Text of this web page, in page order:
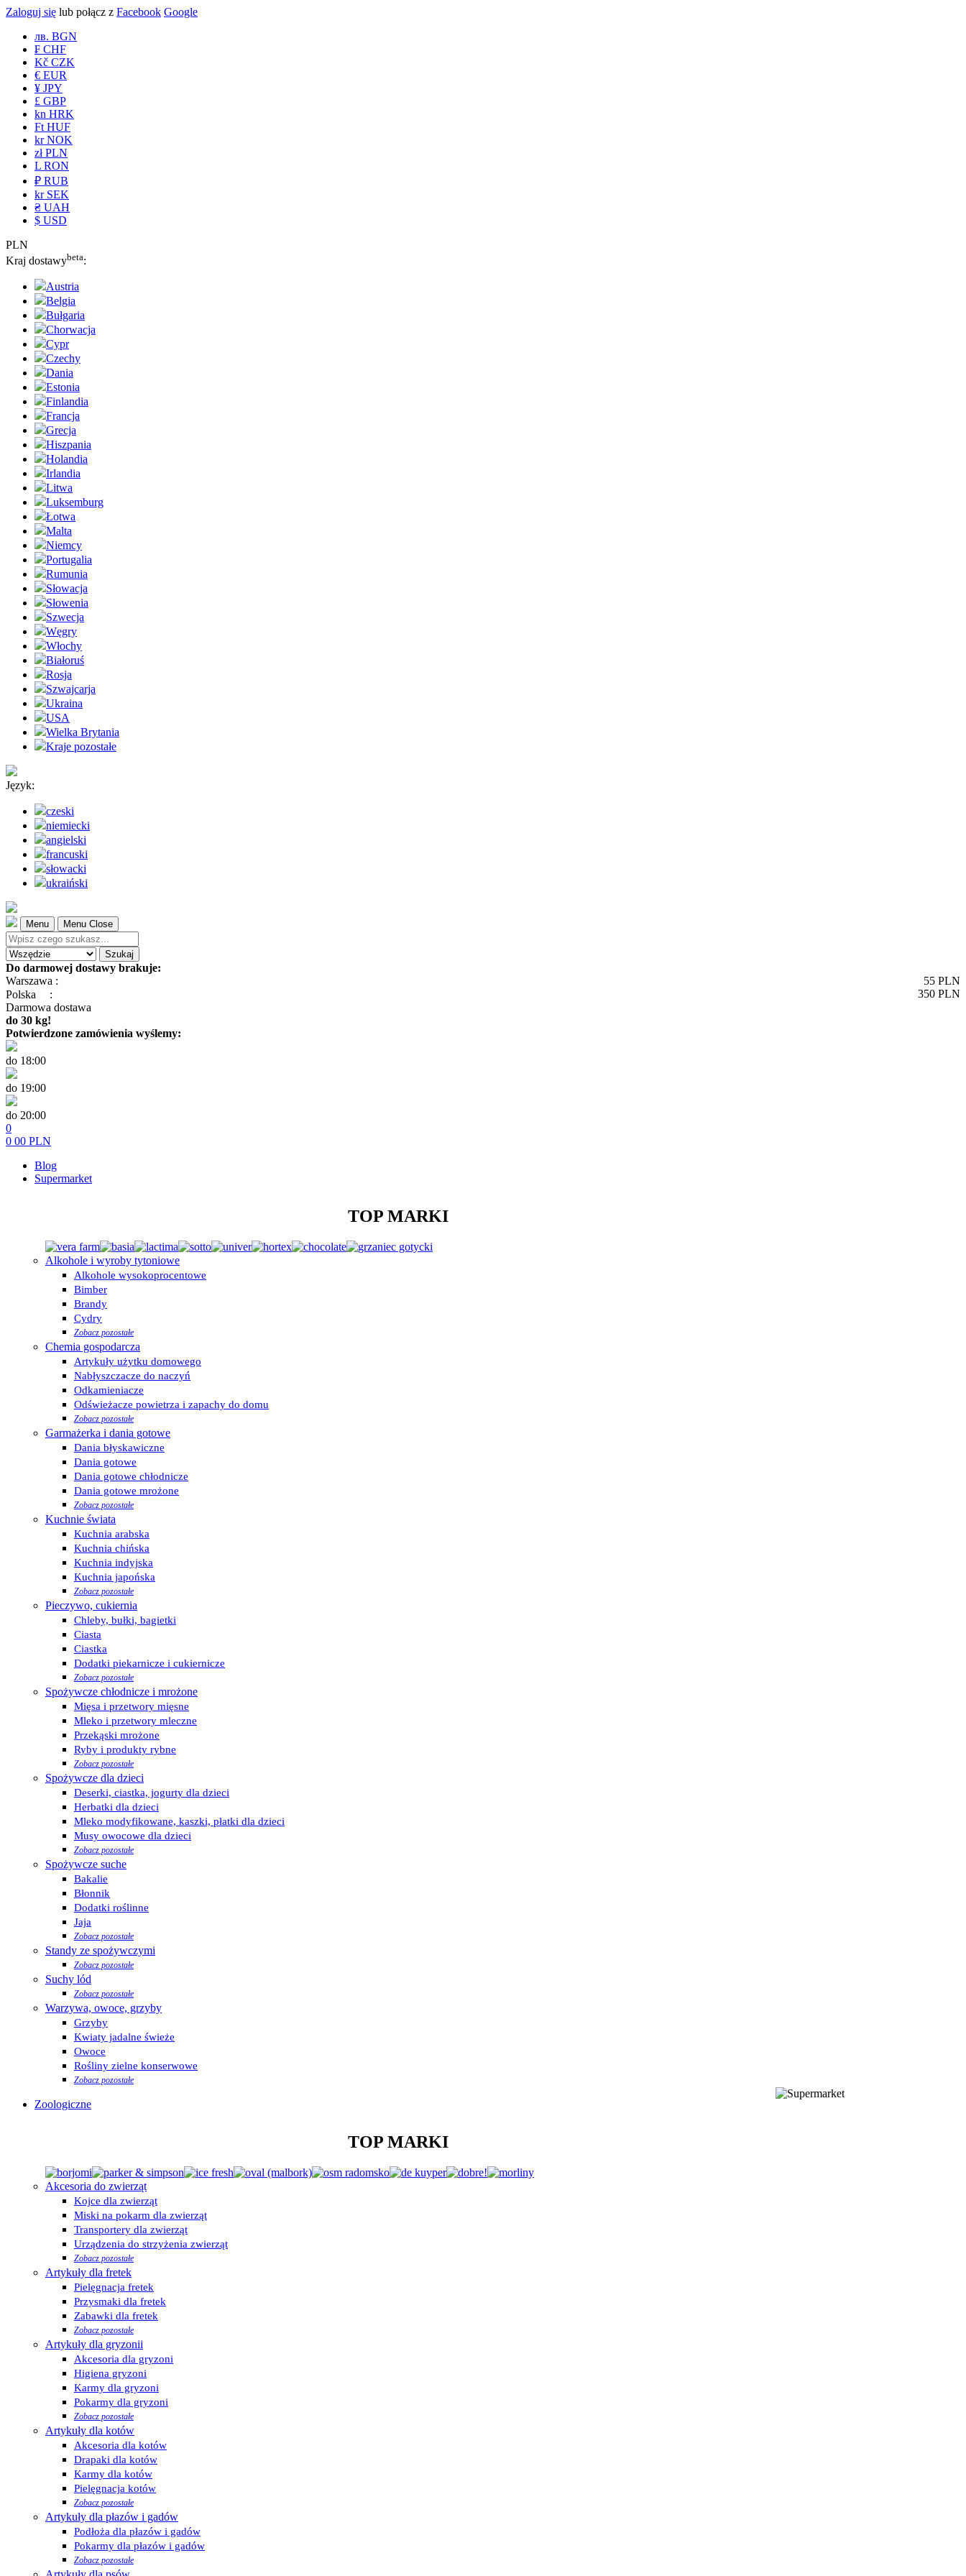
Zaloguj się lub połącz z Facebook Google
лв. BGN
₣ CHF
Kč CZK
€ EUR
¥ JPY
£ GBP
kn HRK
Ft HUF
kr NOK
zł PLN
L RON
₽ RUB
kr SEK
₴ UAH
$ USD
PLN
Kraj dostawybeta:
Austria
Belgia
Bułgaria
Chorwacja
Cypr
Czechy
Dania
Estonia
Finlandia
Francja
Grecja
Hiszpania
Holandia
Irlandia
Litwa
Luksemburg
Łotwa
Malta
Niemcy
Portugalia
Rumunia
Słowacja
Słowenia
Szwecja
Węgry
Włochy
Białoruś
Rosja
Szwajcarja
Ukraina
USA
Wielka Brytania
Kraje pozostałe
Język:
czeski
niemiecki
angielski
francuski
słowacki
ukraiński
Menu Menu Close
Szukaj
Do darmowej dostawy brakuje:
Warszawa :
55 PLN
Polska
: 350 PLN
Darmowa dostawa
do 30 kg!
Potwierdzone zamówienia wyślemy:
do 18:00
do 19:00
do 20:00
0
0 00 PLN
Blog
Supermarket
TOP MARKI
Alkohole i wyroby tytoniowe
Alkohole wysokoprocentowe
Bimber
Brandy
Cydry
Zobacz pozostałe
Chemia gospodarcza
Artykuły użytku domowego
Nabłyszczacze do naczyń
Odkamieniacze
Odświeżacze powietrza i zapachy do domu
Zobacz pozostałe
Garmażerka i dania gotowe
Dania błyskawiczne
Dania gotowe
Dania gotowe chłodnicze
Dania gotowe mrożone
Zobacz pozostałe
Kuchnie świata
Kuchnia arabska
Kuchnia chińska
Kuchnia indyjska
Kuchnia japońska
Zobacz pozostałe
Pieczywo, cukiernia
Chleby, bułki, bagietki
Ciasta
Ciastka
Dodatki piekarnicze i cukiernicze
Zobacz pozostałe
Spożywcze chłodnicze i mrożone
Mięsa i przetwory mięsne
Mleko i przetwory mleczne
Przekąski mrożone
Ryby i produkty rybne
Zobacz pozostałe
Spożywcze dla dzieci
Deserki, ciastka, jogurty dla dzieci
Herbatki dla dzieci
Mleko modyfikowane, kaszki, płatki dla dzieci
Musy owocowe dla dzieci
Zobacz pozostałe
Spożywcze suche
Bakalie
Błonnik
Dodatki roślinne
Jaja
Zobacz pozostałe
Standy ze spożywczymi
Zobacz pozostałe
Suchy lód
Zobacz pozostałe
Warzywa, owoce, grzyby
Grzyby
Kwiaty jadalne świeże
Owoce
Rośliny zielne konserwowe
Zobacz pozostałe
Zoologiczne
TOP MARKI
Akcesoria do zwierząt
Kojce dla zwierząt
Miski na pokarm dla zwierząt
Transportery dla zwierząt
Urządzenia do strzyżenia zwierząt
Zobacz pozostałe
Artykuły dla fretek
Pielęgnacja fretek
Przysmaki dla fretek
Zabawki dla fretek
Zobacz pozostałe
Artykuły dla gryzonii
Akcesoria dla gryzoni
Higiena gryzoni
Karmy dla gryzoni
Pokarmy dla gryzoni
Zobacz pozostałe
Artykuły dla kotów
Akcesoria dla kotów
Drapaki dla kotów
Karmy dla kotów
Pielęgnacja kotów
Zobacz pozostałe
Artykuły dla płazów i gadów
Podłoża dla płazów i gadów
Pokarmy dla płazów i gadów
Zobacz pozostałe